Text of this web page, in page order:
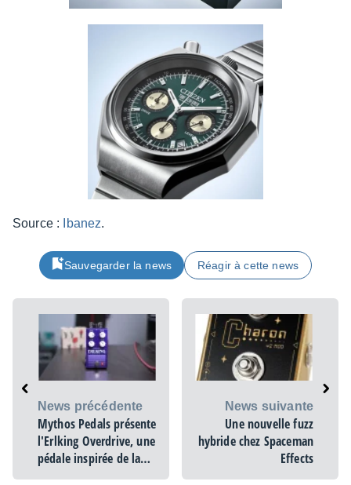
Source : Ibanez.
Sauvegarder la news Réagir à cette news
News précédente
Mythos Pedals présente
l'Erlking Overdrive, une
pédale inspirée de la
Nobels ODR-1
News suivante
Une nouvelle fuzz
hybride chez Spaceman
Effects